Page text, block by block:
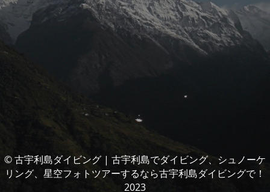
© 古宇利島ダイビング | 古宇利島でダイビング、シュノーケ
リング、星空フォトツアーするなら古宇利島ダイビングで！
2023